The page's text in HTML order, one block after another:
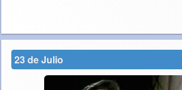
23 de Julio